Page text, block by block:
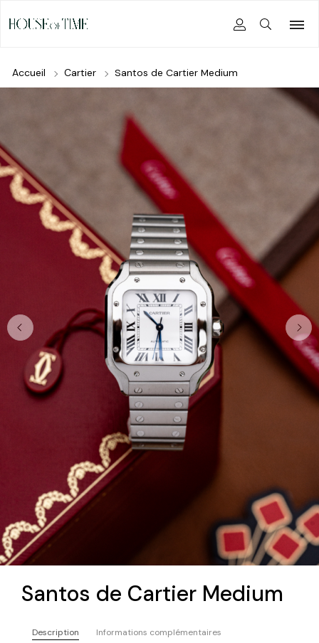
Accueil Cartier Santos de Cartier Medium
Santos de Cartier Medium
Description
Informations complémentaires